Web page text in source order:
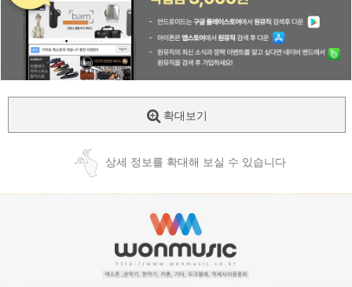
확대보기
상세 정보를 확대해 보실 수 있습니다